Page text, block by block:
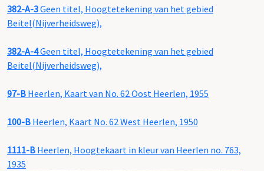
382-A-3Geen titel, Hoogtetekening van het gebied
Beitel(Nijverheidsweg),
382-A-4Geen titel, Hoogtetekening van het gebied
Beitel(Nijverheidsweg),
97-B Heerlen, Kaart van No. 62 Oost Heerlen, 1955
100-B Heerlen, Kaart No. 62 West Heerlen, 1950
1111-B Heerlen, Hoogtekaart in kleur van Heerlen no. 763,
1935